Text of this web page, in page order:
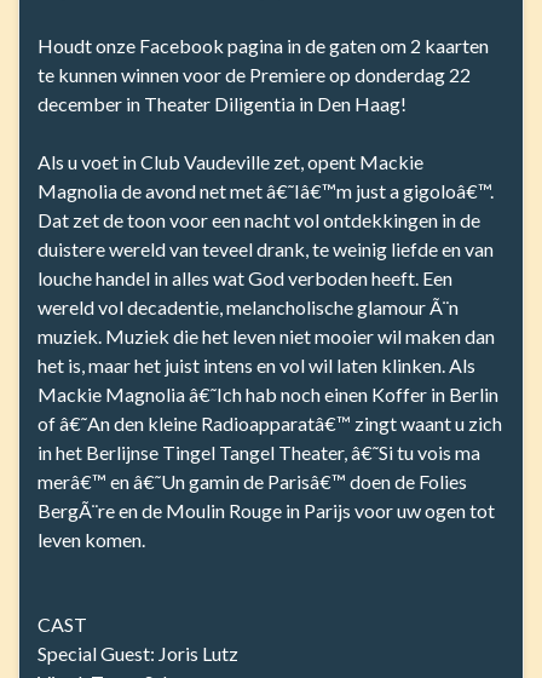
Houdt onze Facebook pagina in de gaten om 2 kaarten
te kunnen winnen voor de Premiere op donderdag 22
december in Theater Diligentia in Den Haag!
Als u voet in Club Vaudeville zet, opent Mackie
Magnolia de avond net met â€˜Iâ€™m just a gigoloâ€™.
Dat zet de toon voor een nacht vol ontdekkingen in de
duistere wereld van teveel drank, te weinig liefde en van
louche handel in alles wat God verboden heeft. Een
wereld vol decadentie, melancholische glamour Ã¨n
muziek. Muziek die het leven niet mooier wil maken dan
het is, maar het juist intens en vol wil laten klinken. Als
Mackie Magnolia â€˜Ich hab noch einen Koffer in Berlin
of â€˜An den kleine Radioapparatâ€™ zingt waant u zich
in het Berlijnse Tingel Tangel Theater, â€˜Si tu vois ma
merâ€™ en â€˜Un gamin de Parisâ€™ doen de Folies
BergÃ¨re en de Moulin Rouge in Parijs voor uw ogen tot
leven komen.
CAST
Special Guest: Joris Lutz